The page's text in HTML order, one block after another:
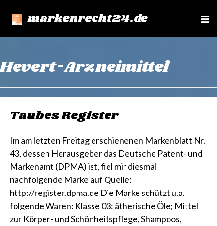
markenrecht24.de
e
Hevert-Arzneimittel
Taubes Register
Im am letzten Freitag erschienenen Markenblatt Nr.
43, dessen Herausgeber das Deutsche Patent- und
Markenamt (DPMA) ist, fiel mir diesmal
nachfolgende Marke auf Quelle:
http://register.dpma.de Die Marke schützt u.a.
folgende Waren: Klasse 03: ätherische Öle; Mittel
zur Körper- und Schönheitspflege, Shampoos,